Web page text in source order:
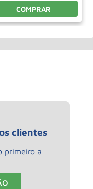
COMPRAR
clientes
primeiro a